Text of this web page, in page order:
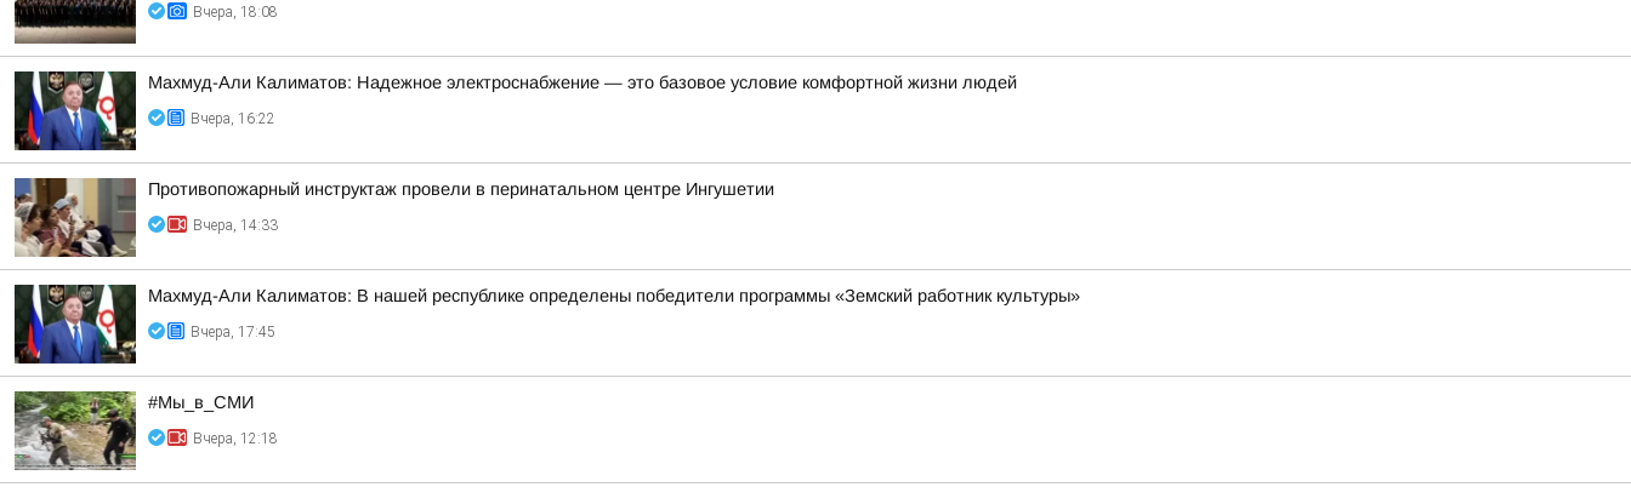
Вчера, 18:08
Махмуд-Али Калиматов: Надежное электроснабжение — это базовое условие комфортной жизни людей
Вчера, 16:22
Противопожарный инструктаж провели в перинатальном центре Ингушетии
Вчера, 14:33
Махмуд-Али Калиматов: В нашей республике определены победители программы «Земский работник культуры»
Вчера, 17:45
#Мы_в_СМИ
Вчера, 12:18